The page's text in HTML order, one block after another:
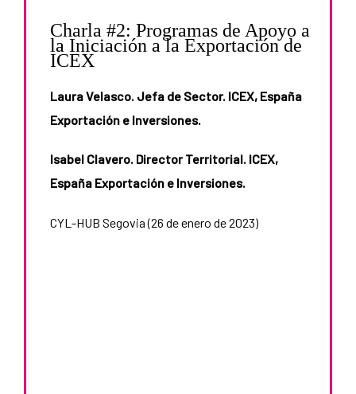
Charla #2: Programas de Apoyo a
la Iniciación a la Exportación de
ICEX
Laura Velasco. Jefa de Sector. ICEX, España
Exportación e Inversiones.
Isabel Clavero. Director Territorial. ICEX,
España Exportación e Inversiones.
CYL-HUB Segovia (26 de enero de 2023)